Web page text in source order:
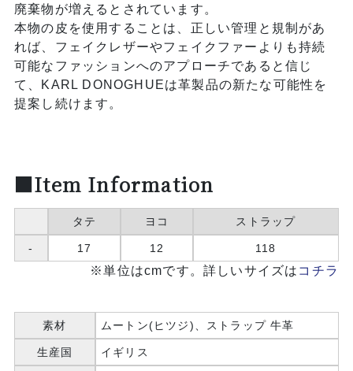
廃棄物が増えるとされています。
本物の皮を使用することは、正しい管理と規制があ
れば、フェイクレザーやフェイクファーよりも持続
可能なファッションへのアプローチであると信じ
て、KARL DONOGHUEは革製品の新たな可能性を
提案し続けます。
■Item Information
タテ ヨコ ストラップ
- 17 12 118
※単位はcmです。詳しいサイズは コチラ
素材 ムートン(ヒツジ)、ストラップ 牛革
生産国 イギリス